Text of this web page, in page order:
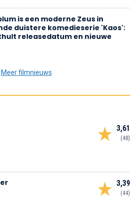
is een moderne Zeus in
duistere komedieserie 'Kaos':
releasedatum en nieuwe
Meer filmnieuws
3,61
(48)
3,39
(44)